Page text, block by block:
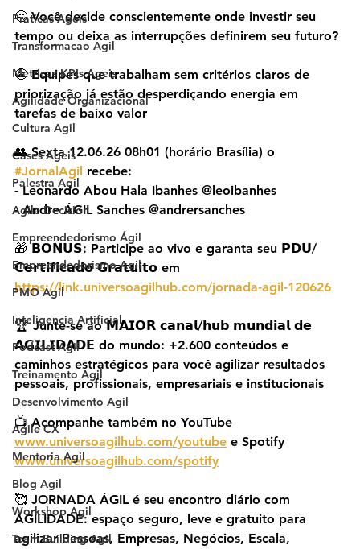
Praticas Ageis
Transformacao Agil
Metricas KPIs Ageis
Agilidade Organizacional
Cultura Agil
Cases Ageis
Palestra Agil
Agile Decision
Empreendedorismo Ágil
Empreendedorismo Agil
PMO Agil
Inteligencia Artificial
Podcast Agil
Treinamento Agil
Desenvolvimento Agil
Agile CX
Mentoria Agil
Blog Agil
Workshop Agil
Team Building Agil
🤔 Você decide conscientemente onde investir seu
tempo ou deixa as interrupções definirem seu futuro?
😬 Equipes que trabalham sem critérios claros de
priorização já estão desperdiçando energia em
tarefas de baixo valor
👥 Sexta 12.06.26 08h01 (horário Brasília) o
#JornalAgil recebe:
- Leonardo Abou Hala Ibanhes @leoibanhes
- Andre ÁGIL Sanches @andrersanches
🎁 𝗕𝗢𝗡𝗨𝗦: Participe ao vivo e garanta seu 𝗣𝗗𝗨/
𝗖𝗲𝗿𝘁𝗶𝗳𝗶𝗰𝗮𝗱𝗼 𝗚𝗿𝗮𝘁𝘂𝗶𝘁𝗼 em
https://link.universoagilhub.com/jornada-agil-120626
🏆 Junte-se ao 𝗠𝗔𝗜𝗢𝗥 𝗰𝗮𝗻𝗮𝗹/𝗵𝘂𝗯 𝗺𝘂𝗻𝗱𝗶𝗮𝗹 𝗱𝗲
𝗔𝗚𝗜𝗟𝗜𝗗𝗔𝗗𝗘 do mundo: +2.600 conteúdos e
caminhos estratégicos para você agilizar resultados
pessoais, profissionais, empresariais e institucionais
📺 Acompanhe também no YouTube
www.universoagilhub.com/youtube e Spotify
www.universoagilhub.com/spotify
🥰 JORNADA ÁGIL é seu encontro diário com
AGILIDADE: espaço seguro, leve e gratuito para
agilizar Pessoas, Empresas, Negócios, Escala,